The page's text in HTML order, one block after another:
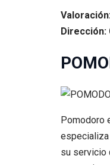
Dirección:
Pomodoro
especializa
su servicio